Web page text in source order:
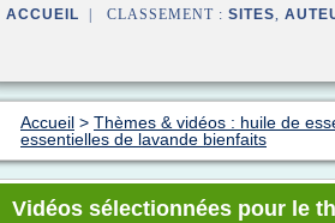
ACCUEIL | CLASSEMENT : SITES,
Accueil > Thèmes & vidéos : huile de
essentielles de lavande bienfaits
Vidéos sélectionnées pour le